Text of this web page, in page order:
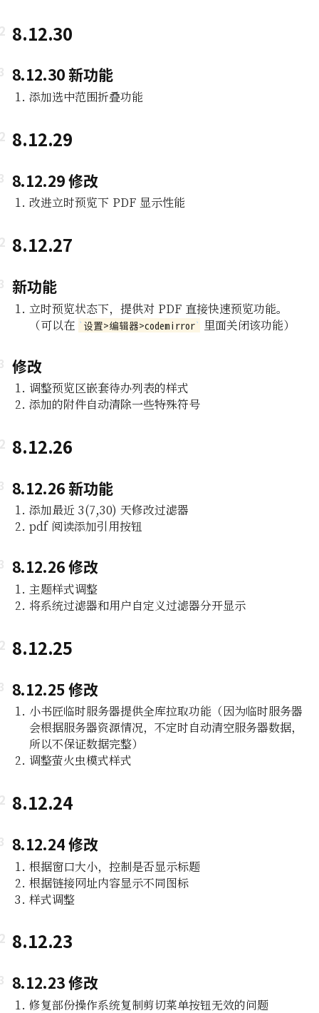
8.12.30
8.12.30 新功能
添加选中范围折叠功能
8.12.29
8.12.29 修改
改进立时预览下 PDF 显示性能
8.12.27
新功能
立时预览状态下，提供对 PDF 直接快速预览功能。
（可以在
设置>编辑器>codemirror 里面关闭该功能）
修改
调整预览区嵌套待办列表的样式
添加的附件自动清除一些特殊符号
8.12.26
8.12.26 新功能
添加最近 3(7,30) 天修改过滤器
pdf 阅读添加引用按钮
8.12.26 修改
主题样式调整
将系统过滤器和用户自定义过滤器分开显示
8.12.25
8.12.25 修改
小书匠临时服务器提供全库拉取功能（因为临时服务器
会根据服务器资源情况，不定时自动清空服务器数据，
所以不保证数据完整）
调整萤火虫模式样式
8.12.24
8.12.24 修改
根据窗口大小，控制是否显示标题
根据链接网址内容显示不同图标
样式调整
8.12.23
8.12.23 修改
修复部份操作系统复制剪切菜单按钮无效的问题